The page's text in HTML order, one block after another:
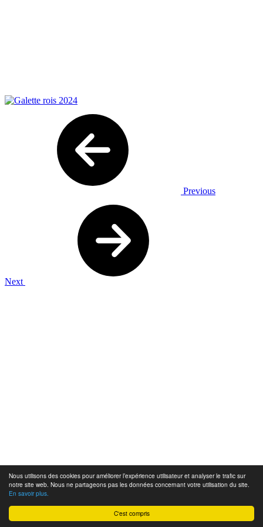
C'est compris
Nous utilisons des cookies pour améliorer l’expérience utilisateur et analyser le trafic sur
notre site web. Nous ne partageons pas les données concernant votre utilisation du site.
En savoir plus.
Previous
Next